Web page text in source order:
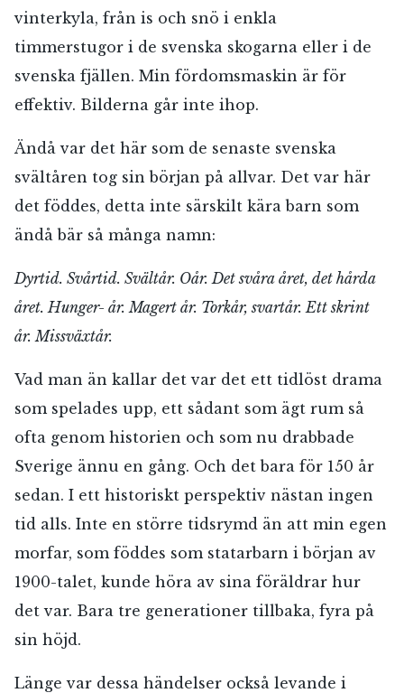
vinterkyla, från is och snö i enkla
timmerstugor i de svenska skogarna eller i de
svenska fjällen. Min fördomsmaskin är för
effektiv. Bilderna går inte ihop.
Ändå var det här som de senaste svenska
svältåren tog sin början på allvar. Det var här
det föddes, detta inte särskilt kära barn som
ändå bär så många namn:
Dyrtid. Svårtid. Svältår. Oår. Det svåra året, det hårda
året. Hunger- år. Magert år. Torkår, svartår. Ett skrint
år. Missväxtår.
Vad man än kallar det var det ett tidlöst drama
som spelades upp, ett sådant som ägt rum så
ofta genom historien och som nu drabbade
Sverige ännu en gång. Och det bara för 150 år
sedan. I ett historiskt perspektiv nästan ingen
tid alls. Inte en större tidsrymd än att min egen
morfar, som föddes som statarbarn i början av
1900-talet, kunde höra av sina föräldrar hur
det var. Bara tre generationer tillbaka, fyra på
sin höjd.
Länge var dessa händelser också levande i